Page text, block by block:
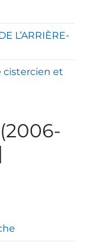
L’ARRIÈRE-
cistercien et